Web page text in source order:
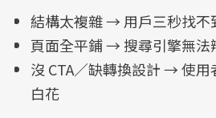
結構太複雜 → 用戶三秒找不
頁面全平鋪 → 搜尋引擎無法
沒 CTA／缺轉換設計 → 使
白花